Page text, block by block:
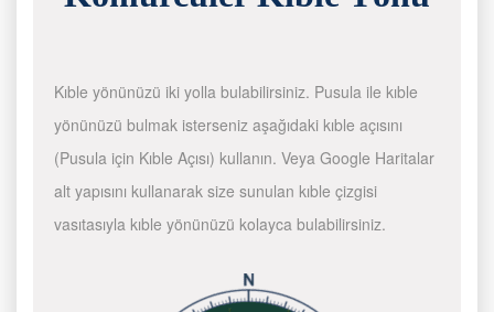
Kıble yönünüzü iki yolla bulabilirsiniz. Pusula ile kıble
yönünüzü bulmak isterseniz aşağıdaki kıble açısını
(Pusula için Kıble Açısı) kullanın. Veya Google Haritalar
alt yapısını kullanarak size sunulan kıble çizgisi
vasıtasıyla kıble yönünüzü kolayca bulabilirsiniz.